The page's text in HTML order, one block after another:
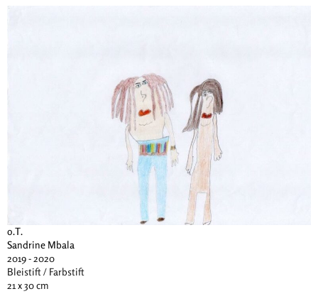
o.T.
Sandrine Mbala
2019 - 2020
Bleistift / Farbstift
21 x 30 cm